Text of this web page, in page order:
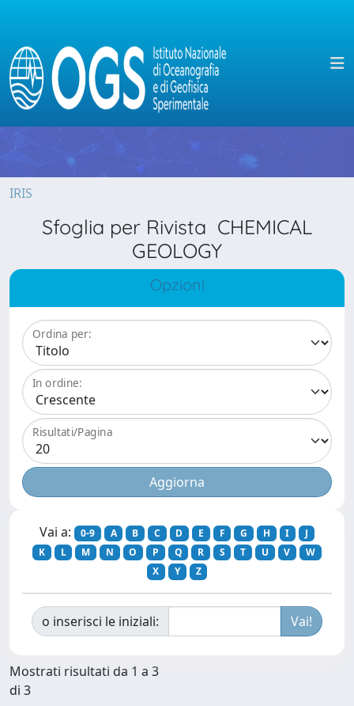
IRIS
Sfoglia per Rivista CHEMICAL
GEOLOGY
Opzioni
Ordina per:
In ordine:
Risultati/Pagina
Vai a: 0-9 A B C D E F G H I
J
K
L M N O P Q R S T U V
W
X
Y Z
o inserisci le iniziali:
Mostrati risultati da 1 a 3
di 3